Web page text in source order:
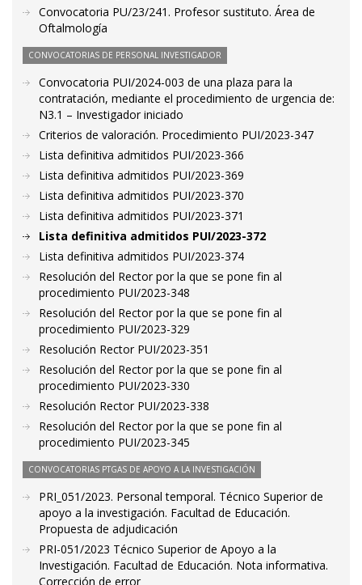
Convocatoria PU/23/241. Profesor sustituto. Área de
Oftalmología
CONVOCATORIAS DE PERSONAL INVESTIGADOR
Convocatoria PUI/2024-003 de una plaza para la
contratación, mediante el procedimiento de urgencia de:
N3.1 – Investigador iniciado
Criterios de valoración. Procedimiento PUI/2023-347
Lista definitiva admitidos PUI/2023-366
Lista definitiva admitidos PUI/2023-369
Lista definitiva admitidos PUI/2023-370
Lista definitiva admitidos PUI/2023-371
Lista definitiva admitidos PUI/2023-372
Lista definitiva admitidos PUI/2023-374
Resolución del Rector por la que se pone fin al
procedimiento PUI/2023-348
Resolución del Rector por la que se pone fin al
procedimiento PUI/2023-329
Resolución Rector PUI/2023-351
Resolución del Rector por la que se pone fin al
procedimiento PUI/2023-330
Resolución Rector PUI/2023-338
Resolución del Rector por la que se pone fin al
procedimiento PUI/2023-345
CONVOCATORIAS PTGAS DE APOYO A LA INVESTIGACIÓN
PRI_051/2023. Personal temporal. Técnico Superior de
apoyo a la investigación. Facultad de Educación.
Propuesta de adjudicación
PRI-051/2023 Técnico Superior de Apoyo a la
Investigación. Facultad de Educación. Nota informativa.
Corrección de error